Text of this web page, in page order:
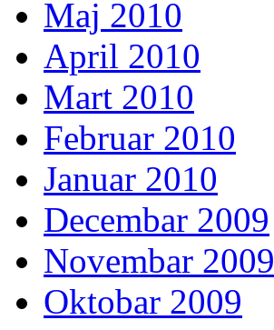
Maj 2010
April 2010
Mart 2010
Februar 2010
Januar 2010
Decembar 2009
Novembar 2009
Oktobar 2009